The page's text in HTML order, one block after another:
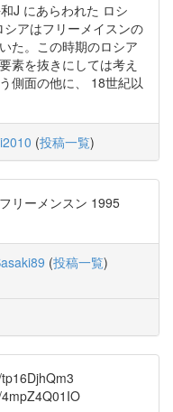
J にあらわれた ロシ
アはフリーメイスンの
た。この時期のロシア
素を抜きにしては考え
側面の他に、 18世紀以
(投稿一覧)
リーメンスン 1995
(投稿一覧)